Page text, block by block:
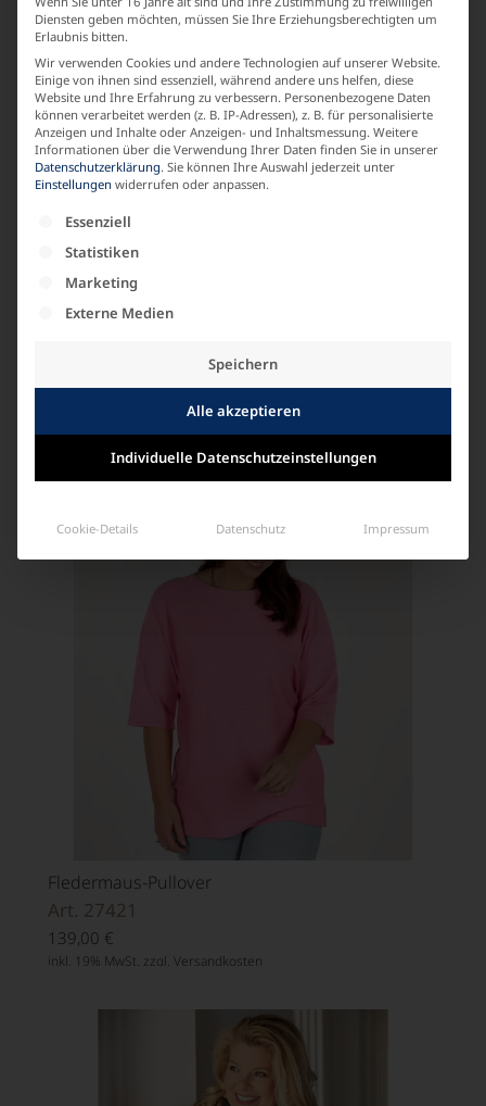
LABEL
KARIN GLASMACHER
MATERIALZUSAMMENSETZUNG
ARMLAENGE
Kurzarm
Ähnliche Produkte
Fledermaus-Pullover
Art. 27421
139,00 €
inkl. 19% MwSt. zzgl. Versandkosten
Diensten geben möchten, müssen Sie Ihre Erziehungsberechtigten um
Erlaubnis bitten.
Wir verwenden Cookies und andere Technologien auf unserer Website.
Einige von ihnen sind essenziell, während andere uns helfen, diese
Website und Ihre Erfahrung zu verbessern. Personenbezogene Daten
können verarbeitet werden (z. B. IP-Adressen), z. B. für personalisierte
Anzeigen und Inhalte oder Anzeigen- und Inhaltsmessung. Weitere
Informationen über die Verwendung Ihrer Daten finden Sie in unserer
Datenschutzerklärung. Sie können Ihre Auswahl jederzeit unter
Einstellungen widerrufen oder anpassen.
Es folgt eine Liste der Service-Gruppen, für die
Essenziell
Statistiken
Marketing
Externe Medien
Speichern
Alle akzeptieren
Individuelle Datenschutzeinstellungen
Cookie-Details Datenschutz Impressum